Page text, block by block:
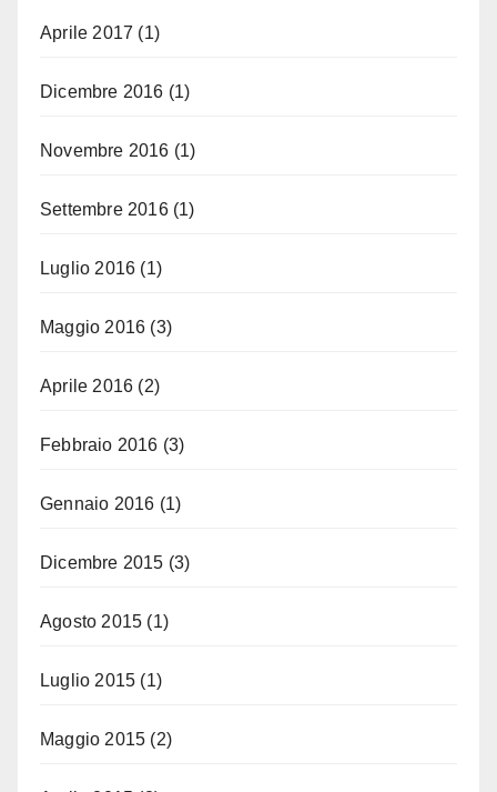
Aprile 2017 (1)
Dicembre 2016 (1)
Novembre 2016 (1)
Settembre 2016(1)
Luglio 2016 (1)
Maggio 2016 (3)
Aprile 2016 (2)
Febbraio 2016 (3)
Gennaio 2016 (1)
Dicembre 2015 (3)
Agosto 2015 (1)
Luglio 2015 (1)
Maggio 2015 (2)